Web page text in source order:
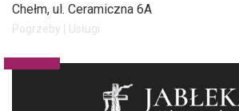
Chełm, ul. Ceramiczna 6A
Pogrzeby Usługi